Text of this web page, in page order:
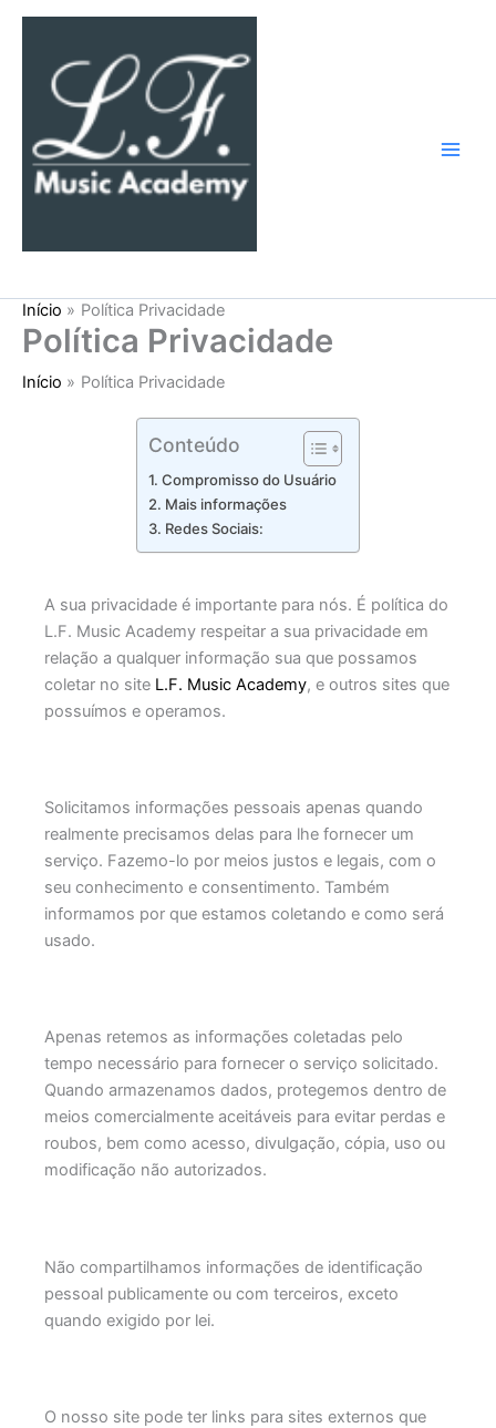
conteúdo
Início Política Privacidade
Política Privacidade
Início Política Privacidade
Conteúdo
Compromisso do Usuário
Mais informações
Redes Sociais:
A sua privacidade é importante para nós. É política do
L.F. Music Academy respeitar a sua privacidade em
relação a qualquer informação sua que possamos
coletar no site L.F. Music Academy, e outros sites que
possuímos e operamos.
Solicitamos informações pessoais apenas quando
realmente precisamos delas para lhe fornecer um
serviço. Fazemo-lo por meios justos e legais, com o
seu conhecimento e consentimento. Também
informamos por que estamos coletando e como será
usado.
Apenas retemos as informações coletadas pelo
tempo necessário para fornecer o serviço solicitado.
Quando armazenamos dados, protegemos dentro de
meios comercialmente aceitáveis ​​para evitar perdas e
roubos, bem como acesso, divulgação, cópia, uso ou
modificação não autorizados.
Não compartilhamos informações de identificação
pessoal publicamente ou com terceiros, exceto
quando exigido por lei.
O nosso site pode ter links para sites externos que